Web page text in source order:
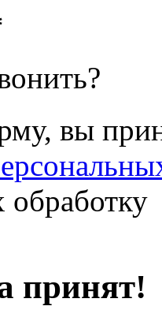
вы
обработку
принят!